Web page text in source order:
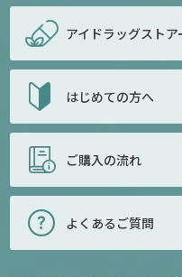
アイドラッグストア
はじめての方へ
ご購入の流れ
よくあるご質問